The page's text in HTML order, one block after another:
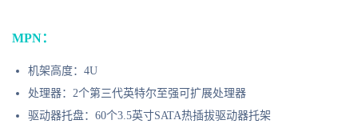
MPN：
机架高度：4U
处理器：2个第三代英特尔至强可扩展处理器
驱动器托盘：60个3.5英寸SATA热插拔驱动器托架